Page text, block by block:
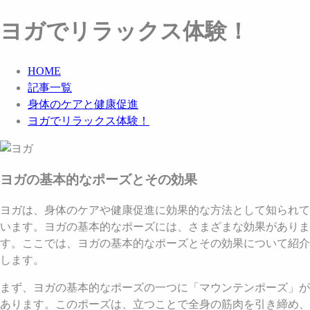
ヨガでリラックス体験！
HOME
記事一覧
身体のケアと健康促進
ヨガでリラックス体験！
ヨガの基本的なポーズとその効果
ヨガは、身体のケアや健康促進に効果的な方法として知られて
います。ヨガの基本的なポーズには、さまざまな効果がありま
す。ここでは、ヨガの基本的なポーズとその効果について紹介
します。
まず、ヨガの基本的なポーズの一つに「マウンテンポーズ」が
あります。このポーズは、立つことで全身の筋肉を引き締め、